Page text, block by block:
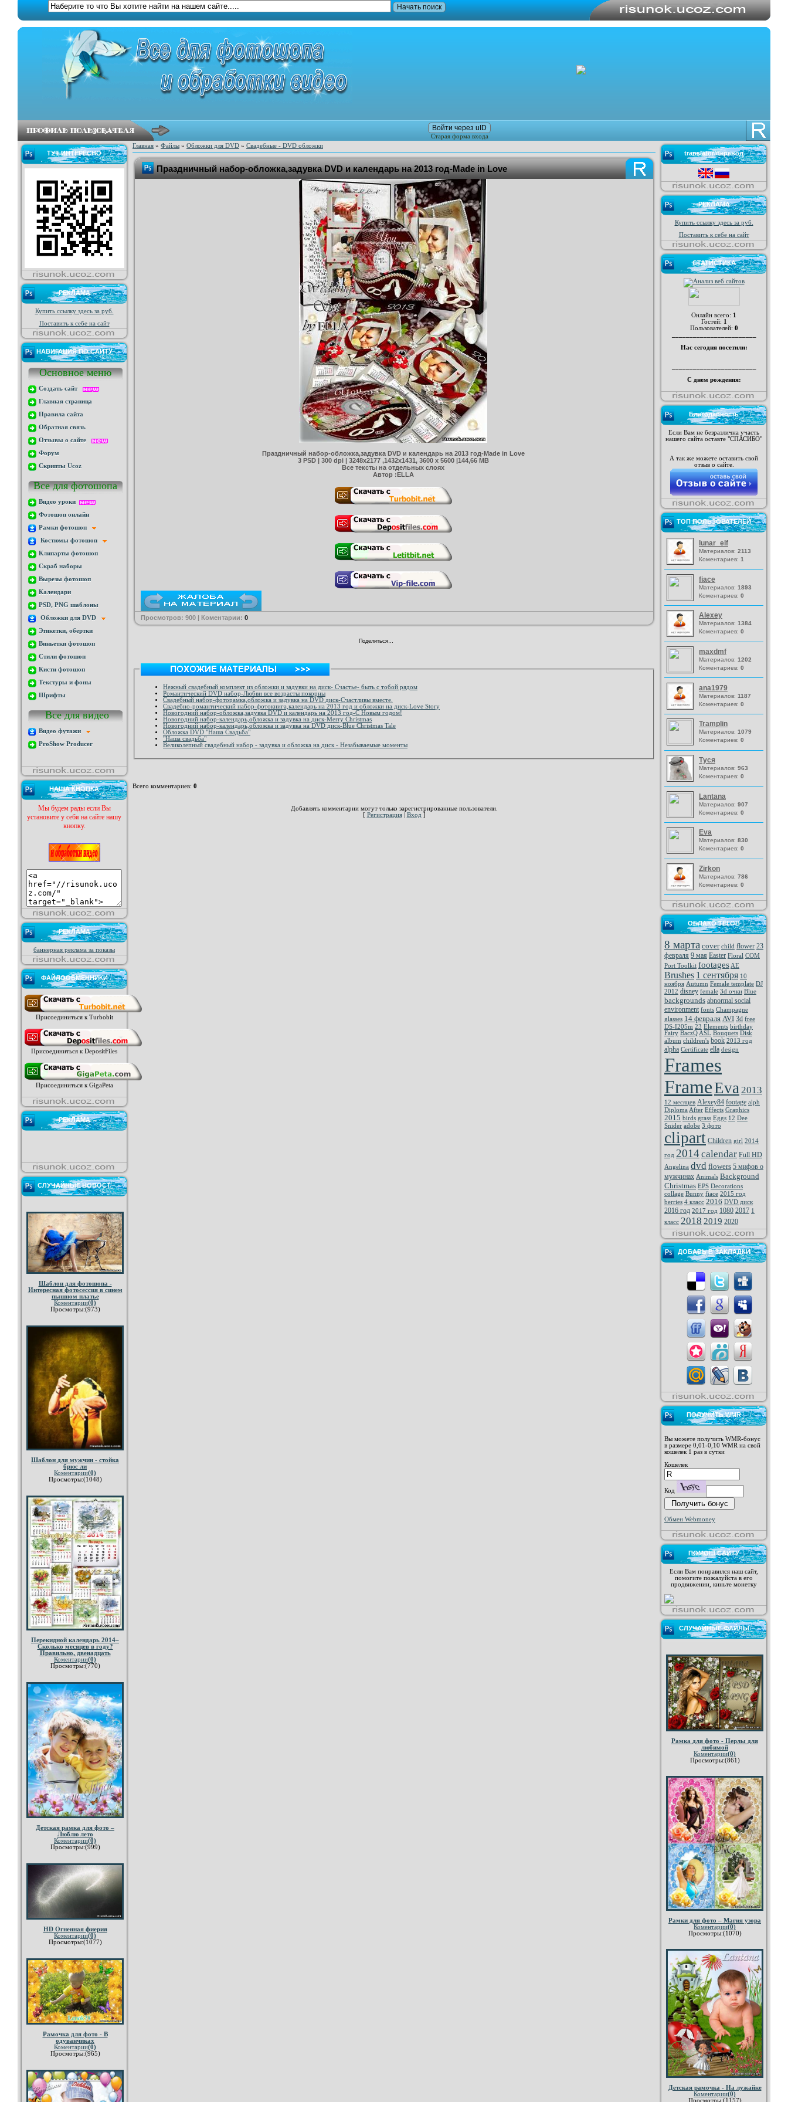
Войти через uID
Старая форма входа
ТУТ ИНТЕРЕСНО
РЕКЛАМА
Купить ссылку здесь за руб.
Поставить к себе на сайт
НАВИГАЦИЯ ПО САЙТУ
Основное меню
Создать сайт
Главная страница
Правила сайта
Обратная связь
Отзывы о сайте
Форум
Скрипты Ucoz
Все для фотошопа
Видео уроки
Фотошоп онлайн
Рамки фотошоп
Костюмы фотошоп
Клипарты фотошоп
Скраб наборы
Вырезы фотошоп
Календари
PSD, PNG шаблоны
Обложки для DVD
Этикетки, обертки
Виньетки фотошоп
Стили фотошоп
Кисти фотошоп
Текстуры и фоны
Шрифты
Все для видео
Видео футажи
ProShow Producer
НАША КНОПКА
Мы будем рады если Вы
установите у себя на сайте нашу
кнопку.
РЕКЛАМА
баннерная реклама за показы
ФАЙЛООБМЕННИКИ
Присоединиться к Turbobit
Присоединиться к DepositFiles
Присоединиться к GigaPeta
РЕКЛАМА
СЛУЧАЙНЫЕ НОВОСТ
Шаблон для фотошопа -
Интересная фотосессия в синем
пышном платье
Коментарии(0)
Просмотры:(973)
Шаблон для мужчин - стойка
брюс ли
Коментарии(0)
Просмотры:(1048)
Перекидной календарь 2014–
Сколько месяцев в году?
Правильно, двенадцать
Коментарии(0)
Просмотры:(770)
Детская рамка для фото –
Люблю лето
Коментарии(0)
Просмотры:(999)
HD Огненная фиерия
Коментарии(0)
Просмотры:(1077)
Рамочка для фото - В
одуванчиках
Коментарии(0)
Просмотры:(965)
Главная » Файлы » Обложки для DVD » Свадебные - DVD обложки
Праздничный набор-обложка,задувка DVD и календарь на 2013 год-Made in Love
Праздничный набор-обложка,задувка DVD и календарь на 2013 год-Made in Love
3 PSD | 300 dpi | 3248x2177 ,1432x1431, 3600 x 5600 |144,66 MB
Все тексты на отдельных слоях
Автор :ELLA
Просмотров: 900 | Коментарии: 0
Поделиться…
Нежный свадебный комплект из обложки и задувки на диск- Счастье- быть с тобой рядом
Романтический DVD набор-Любви все возрасты покорны
Свадебный набор-фоторамка,обложка и задувка на DVD диск-Счастливы вместе.
Свадебно-романтический набор-фотокнига,календарь на 2013 год и обложки на диск-Love Story
Новогодний набор-обложка,задувка DVD и календарь на 2013 год-С Новым годом!
Новогодний набор-календарь,обложка и задувка на диск-Merry Christmas
Новогодний набор-календарь,обложка и задувка на DVD диск-Blue Christmas Tale
Обложка DVD "Наша Свадьба"
"Наша свадьба"
Великолепный свадебный набор - задувка и обложка на диск - Незабываемые моменты
Всего комментариев: 0
Добавлять комментарии могут только зарегистрированные пользователи.
[ Регистрация| Вход ]
translator/перевод
РЕКЛАМА
Купить ссылку здесь за руб.
Поставить к себе на сайт
СТАТИСТИКА
Онлайн всего: 1
Гостей: 1
Пользователей: 0
Нас сегодня посетили:
С днем рождения:
Благодарность
Если Вам не безразлична участь
нашего сайта оставте "СПАСИБО"
А так же можете оставить свой
отзыв о сайте.
ТОП ПОЛЬЗОВАТЕЛЕЙ
lunar_elf
Материалов: 2113
Коментариев: 1
fiace
Материалов: 1893
Коментариев: 0
Alexey
Материалов: 1384
Коментариев: 0
maxdmf
Материалов: 1202
Коментариев: 0
ana1979
Материалов: 1187
Коментариев: 0
Tramplin
Материалов: 1079
Коментариев: 0
Туся
Материалов: 963
Коментариев: 0
Lantana
Материалов: 907
Коментариев: 0
Eva
Материалов: 830
Коментариев: 0
Zirkon
Материалов: 786
Коментариев: 0
ОБЛАКО ТЕГОВ
8 марта cover child flower 23
февраля 9 мая Easter Floral COM
Port Toolkit footages AE
Brushes 1 сентября 10
ноября Autumn Female template DJ
2012 disney female 3d очки Blue
backgrounds abnormal social
environment fonts Champagne
glasses 14 февраля AVI 3d free
DS-I205m 23 Elements birthday
Fairy BaczQ ASL Bouquets Disk
album children's book 2013 год
alpha Certificate ella design
Frames
FrameEva 2013
12 месяцев Alexey84 footage alph
Diploma After Effects Graphics
2015 birds grass Eggs 12 Dee
Snider adobe 3 фото
clipart Children girl 2014
год 2014calendar Full HD
Angelina dvd flowers 5 мифов о
мужчинах Animals Background
Christmas EPS Decorations
collage Bunny fiace 2015 год
berries 4 класс 2016 DVD диск
2016 год 2017 год 1080 2017 1
класс 2018 2019 2020
ДОБАВЬ В ЗАКЛАДКИ
ПОЛУЧИТЬ WMR
Вы можете получить WMR-бонус
в размере 0,01-0,10 WMR на свой
кошелек 1 раз в сутки
Кошелек
Код
Обмен Webmoney
ПОМОЩ САЙТУ
Если Вам понравился наш сайт,
помогите пожалуйста в его
продвижении, киньте монетку
СЛУЧАЙНЫЕ ФАЙЛЫ
Рамка для фото - Перлы для
любимой
Коментарии(0)
Просмотры:(861)
Рамки для фото – Магия узора
Коментарии(0)
Просмотры:(1070)
Детская рамочка - На лужайке
Коментарии(0)
Просмотры:(1157)